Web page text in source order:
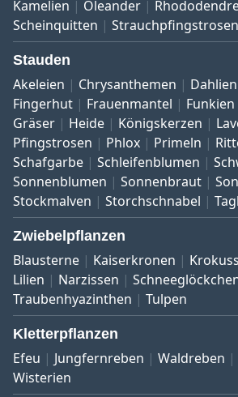
Kamelien
Oleander
Scheinquitten
Strauchpfingstrosen
Stauden
Akeleien Chrysanthemen Dahlien
Fingerhut
Frauenmantel Funkien
Gräser
Heide Königskerzen
Pfingstrosen
Phlox Primeln
Schafgarbe
Schleifenblumen
Sonnenblumen
Sonnenbraut
Stockmalven
Storchschnabel
Zwiebelpflanzen
Blausterne Kaiserkronen
Lilien
Narzissen
Traubenhyazinthen
Tulpen
Kletterpflanzen
Efeu Jungfernreben Waldreben
Wisterien